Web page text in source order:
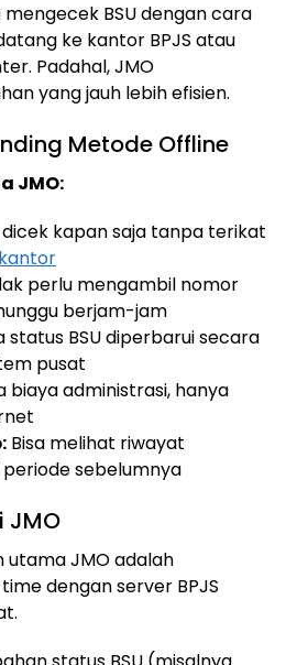
BSU dengan cara
ke kantor BPJS atau
Padahal, JMO
yang jauh lebih efisien.
Metode Offline
JMO:
dicek kapan saja tanpa terikat
perlu mengambil nomor
berjam-jam
status BSU diperbarui secara
pusat
biaya administrasi, hanya
Bisa melihat riwayat
periode sebelumnya
JMO
utama JMO adalah
dengan server BPJS